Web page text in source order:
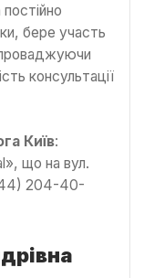
бере участь
консультації
Київ:
що на вул.
204-40-